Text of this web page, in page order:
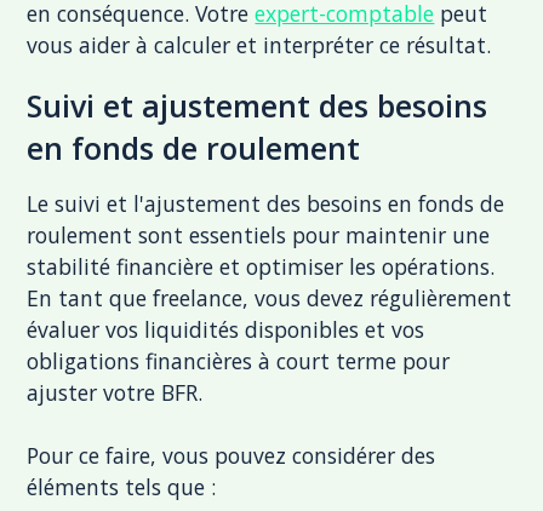
en conséquence. Votreexpert-comptable peut
vous aider à calculer et interpréter ce résultat.
Suivi et ajustement des besoins
en fonds de roulement
Le suivi et l'ajustement des besoins en fonds de
roulement sont essentiels pour maintenir une
stabilité financière et optimiser les opérations.
En tant que freelance, vous devez régulièrement
évaluer vos liquidités disponibles et vos
obligations financières à court terme pour
ajuster votre BFR.
Pour ce faire, vous pouvez considérer des
éléments tels que :